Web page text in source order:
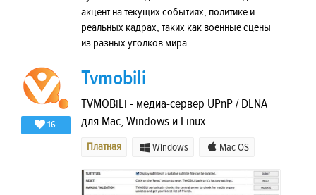
акцент на текущих событиях, политике и
реальных кадрах, таких как военные сцены
из разных уголков мира.
16
Tvmobili
TVMOBiLi - медиа-сервер UPnP / DLNA
для Mac, Windows и Linux.
Платная Windows Mac OS